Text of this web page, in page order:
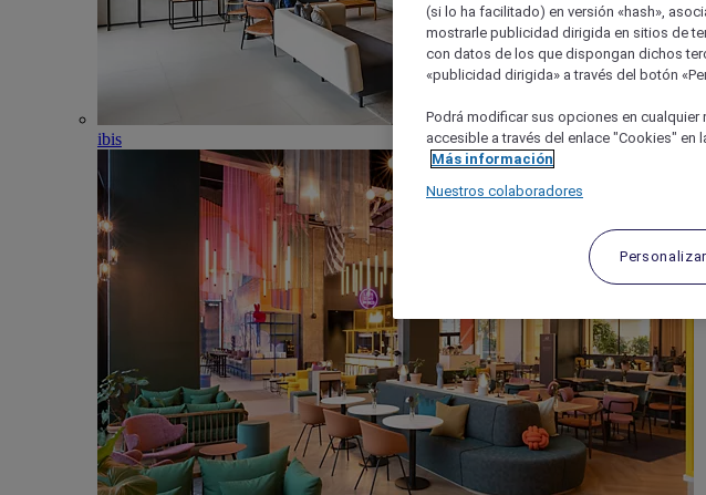
ibis
(si lo ha facilitado) en versión «hash»,
mostrarle publicidad dirigida en sitios de
con datos de los que dispongan dichos
«publicidad dirigida» a través del botón
Podrá modificar sus opciones en
accesible a través del enlace "Cookies" en
Más información
Nuestros colaboradores
Personalizar